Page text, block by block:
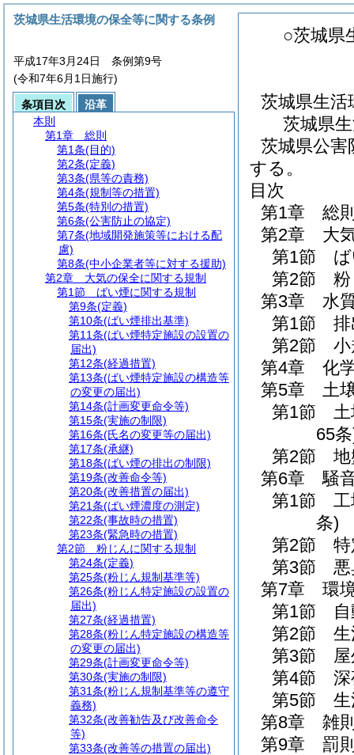
○茨城県
茨城県生
茨城県
茨城県公害
する。
目次
第1章
総
第2章
大
第1節
第2節
第3章
水
第1節
第2節
第4章
化
第5章
土
第1節
65
第2節
第6章
騒
第1節
条)
第2節
第3節
第7章
環
第1節
第2節
第3節
第4節
第5節
第8章
雑
第9章
罰
茨城県生活環境の保全等に関する条例
平成17年3月24日 条例第9号
(令和7年6月1日施行)
条項目次
沿革
本則
第1章
総則
第1条(目的)
第2条(定義)
第3条(県等の責務)
第4条(規制等の措置)
第5条(特別の措置)
第6条(公害防止の協定)
第7条(地域開発施策等における配
慮)
第8条(中小企業者等に対する援助)
第2章
大気の保全に関する規制
第1節
ばい煙に関する規制
第9条(定義)
第10条(ばい煙排出基準)
第11条(ばい煙特定施設の設置の
届出)
第12条(経過措置)
第13条(ばい煙特定施設の構造等
の変更の届出)
第14条(計画変更命令等)
第15条(実施の制限)
第16条(氏名の変更等の届出)
第17条(承継)
第18条(ばい煙の排出の制限)
第19条(改善命令等)
第20条(改善措置の届出)
第21条(ばい煙濃度の測定)
第22条(事故時の措置)
第23条(緊急時の措置)
第2節
粉じんに関する規制
第24条(定義)
第25条(粉じん規制基準等)
第26条(粉じん特定施設の設置の
届出)
第27条(経過措置)
第28条(粉じん特定施設の構造等
の変更の届出)
第29条(計画変更命令等)
第30条(実施の制限)
第31条(粉じん規制基準等の遵守
義務)
第32条(改善勧告及び改善命令
等)
第33条(改善等の措置の届出)